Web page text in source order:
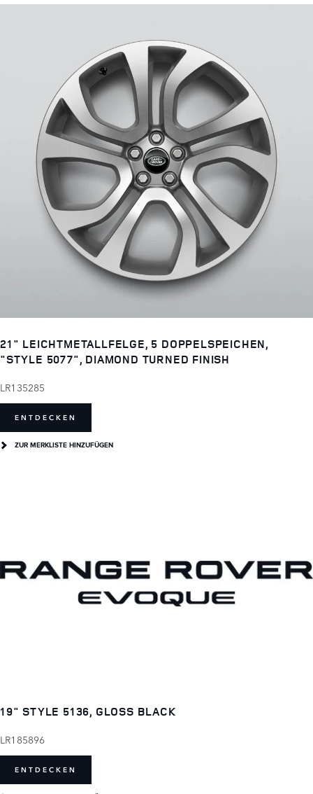
21" LEICHTMETALLFELGE, 5 DOPPELSPEICHEN,
"STYLE 5077", DIAMOND TURNED FINISH
LR135285
ENTDECKEN
ZUR MERKLISTE HINZUFÜGEN
19" STYLE 5136, GLOSS BLACK
LR185896
ENTDECKEN